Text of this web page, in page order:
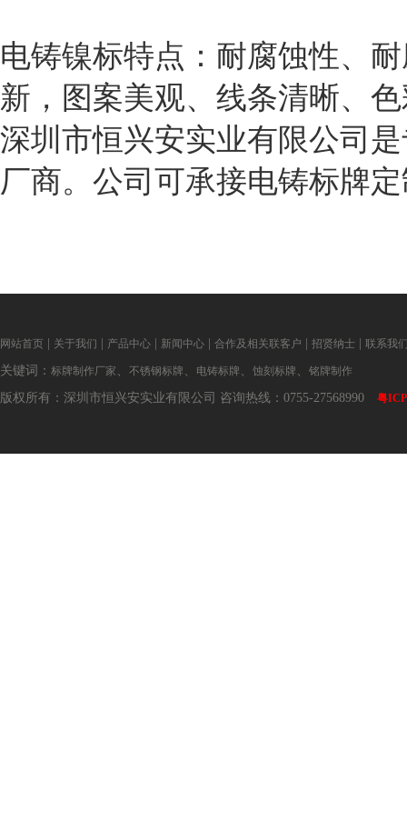
电铸镍标特点：耐腐蚀性、
新，图案美观、线条清晰、
深圳市恒兴安实业有限公司
厂商。公司可承接电铸标牌
网站首页 关于我们 产品中心 新闻中心 合作及相关联客户 招贤纳士 联系我
关键词： 标牌制作厂家 、 不锈钢标牌 、 电铸标牌 、 蚀刻标牌 、 铭牌制作
版权所有：深圳市恒兴安实业有限公司 咨询热线：0755-27568990 粤